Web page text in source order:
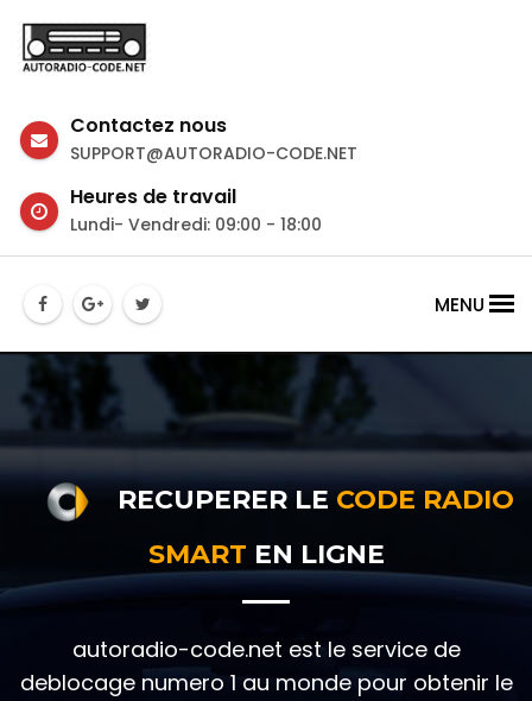
Contactez nous
SUPPORT@AUTORADIO-CODE.NET
Heures de travail
Lundi- Vendredi: 09:00 - 18:00
MENU
RECUPERER LE CODE RADIO
SMART EN LIGNE
autoradio-code.net est le service de
deblocage numero 1 au monde pour obtenir le